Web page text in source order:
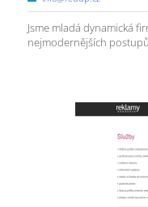
Jsme mladá dynamická
nejmodernějších